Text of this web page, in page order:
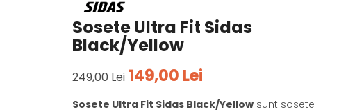
Sosete Ultra Fit Sidas
Black/Yellow
249,00 Lei 149,00 Lei
Sosete Ultra Fit Sidas Black/Yellow sunt sosete